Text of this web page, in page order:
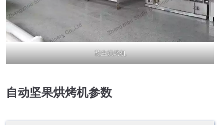
花生烘烤机
自动坚果烘烤机参数